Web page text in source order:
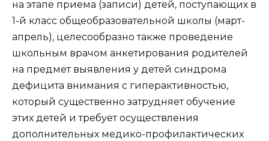
на этапе приема (записи) детей, поступающих в
1-й класс общеобразовательной школы (март-
апрель), целесообразно также проведение
школьным врачом анкетирования родителей
на предмет выявления у детей синдрома
дефицита внимания с гиперактивностью,
который существенно затрудняет обучение
этих детей и требует осуществления
дополнительных медико-профилактических